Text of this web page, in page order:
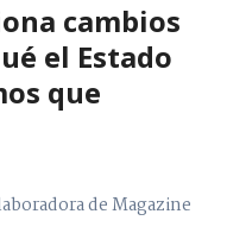
cambios
el Estado
que
de Magazine